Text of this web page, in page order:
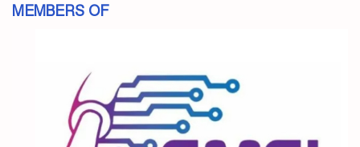
MEMBERS OF